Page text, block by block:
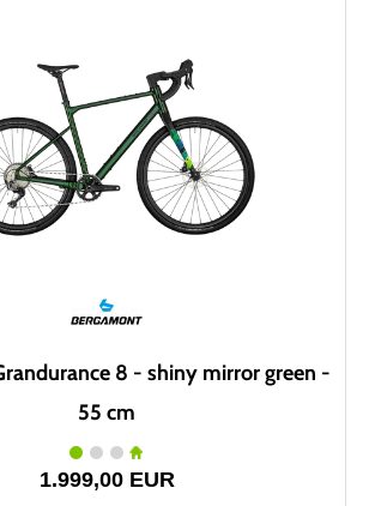
8 - shiny mirror green -
55 cm
1.999,00 EUR